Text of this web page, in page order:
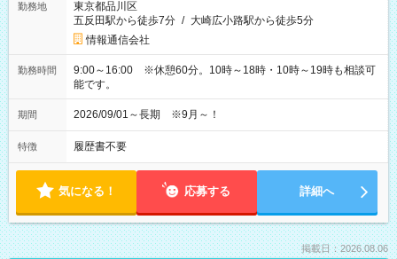
勤務地
東京都品川区
五反田駅から徒歩7分 / 大崎広小路駅から徒歩5分
情報通信会社
勤務時間
9:00～16:00 ※休憩60分。10時～18時・10時～19時も相談可
能です。
期間 2026/09/01～長期 ※9月～！
特徴 履歴書不要
気になる！ 応募する 詳細へ
掲載日：2026.08.06